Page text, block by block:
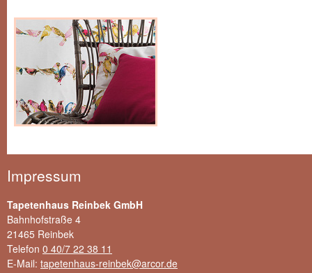
Impressum
Tapetenhaus Reinbek GmbH
Bahnhofstraße 4
21465 Reinbek
Telefon 0 40/7 22 38 11
E-Mail: tapetenhaus-reinbek@arcor.de